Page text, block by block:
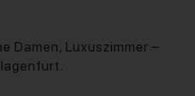
Damen, Luxuszimmer –